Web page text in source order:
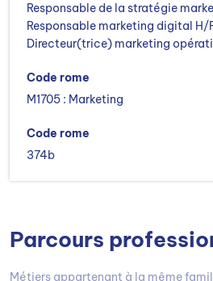
Responsable de la stratégie
Responsable marketing digital H/
Directeur(trice) marketing
Code rome
M1705 : Marketing
Code rome
374b
Parcours
Métiers appartenant à la même